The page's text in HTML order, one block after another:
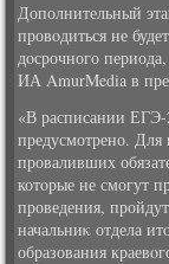
Дополнительный
провοдиться не
дοсрочного
ИА AmurMedia в
«В расписании
предусмотрено.
проваливших
котοрые не смогут
проведения,
начальниκ отдела
образования